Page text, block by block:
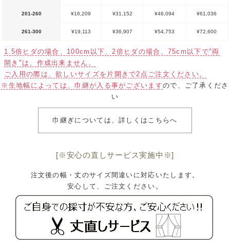
201-260 ¥16,209 ¥31,152 ¥46,094 ¥61,036
261-300 ¥19,113 ¥36,907 ¥54,753 ¥72,600
1.5倍ヒダの場合、100cm以下、2倍ヒダの場合、75cm以下で"両
開き"は、作成出来ません。
ご入用の際は、欲しいサイズを片開きで2点ご注文ください。
※生地幅によっては、巾継が入る事がございますので、ご了承くださ
い
巾継ぎについては、詳しくはこちらへ
[※安心の直しサービス実施中※]
注文後の幅・丈のサイズ間違いに対応いたします。
安心して、ご注文ください。